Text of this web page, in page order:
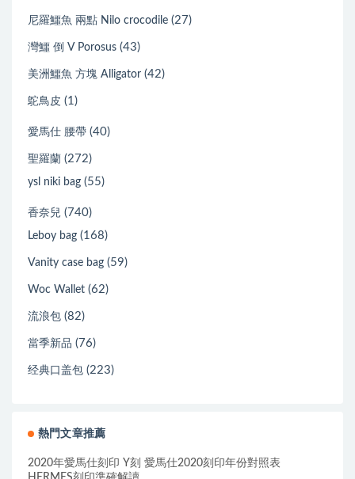
尼羅鱷魚 兩點 Nilo crocodile (27)
灣鱷 倒 V Porosus (43)
美洲鱷魚 方塊 Alligator (42)
鴕鳥皮 (1)
愛馬仕 腰帶 (40)
聖羅蘭 (272)
ysl niki bag (55)
香奈兒 (740)
Leboy bag (168)
Vanity case bag (59)
Woc Wallet (62)
流浪包 (82)
當季新品 (76)
经典口盖包 (223)
熱門文章推薦
2020年愛馬仕刻印 Y刻 愛馬仕2020刻印年份對照表